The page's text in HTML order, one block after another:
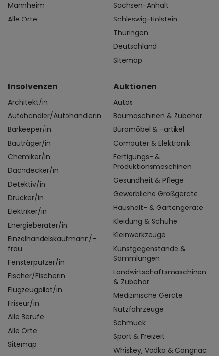
Mannheim
Alle Orte
Sachsen-Anhalt
Schleswig-Holstein
Thüringen
Deutschland
Sitemap
Insolvenzen
Architekt/in
Autohändler/Autohändlerin
Barkeeper/in
Bauträger/in
Chemiker/in
Dachdecker/in
Detektiv/in
Drucker/in
Elektriker/in
Energieberater/in
Einzelhandelskaufmann/-
frau
Fensterputzer/in
Fischer/Fischerin
Flugzeugpilot/in
Friseur/in
Alle Berufe
Alle Orte
Sitemap
Auktionen
Autos
Baumaschinen & Zubehör
Büromöbel & -artikel
Computer & Elektronik
Fertigungs- &
Produktionsmaschinen
Gesundheit & Pflege
Gewerbliche Großgeräte
Haushalt- & Gartengeräte
Kleidung & Schuhe
Kleinwerkzeuge
Kunstgegenstände &
Sammlungen
Landwirtschaftsmaschinen
& Zubehör
Medizinische Geräte
Nutzfahrzeuge
Schmuck
Sport & Freizeit
Whiskey, Vodka & Congnac